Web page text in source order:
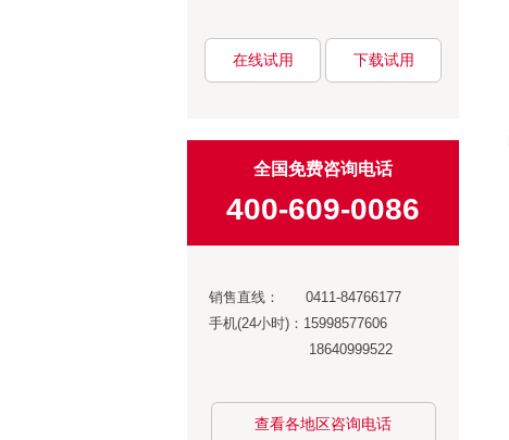
在线试用 下载试用
全国免费咨询电话
400-609-0086
销售直线： 0411-84766177
手机(24小时)：15998577606
18640999522
查看各地区咨询电话